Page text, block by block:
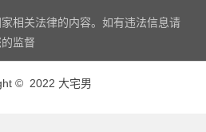
相关法律的内容。如有违法信息请
监督
© 2022 大宅男